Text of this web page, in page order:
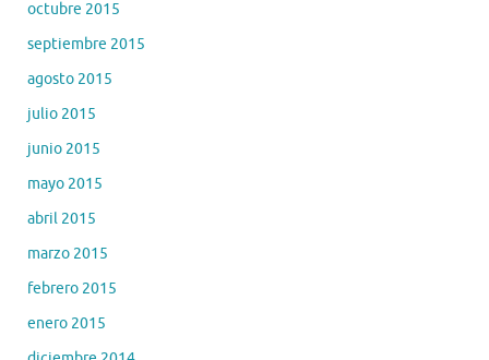
octubre 2015
septiembre 2015
agosto 2015
julio 2015
junio 2015
mayo 2015
abril 2015
marzo 2015
febrero 2015
enero 2015